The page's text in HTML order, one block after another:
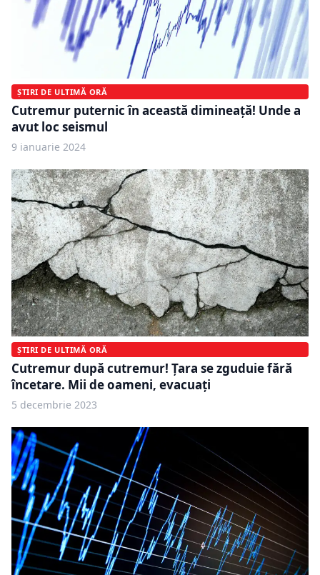
ȘTIRI DE ULTIMĂ ORĂ
Cutremur puternic în această dimineață! Unde a
avut loc seismul
9 ianuarie 2024
ȘTIRI DE ULTIMĂ ORĂ
Cutremur după cutremur! Țara se zguduie fără
încetare. Mii de oameni, evacuați
5 decembrie 2023